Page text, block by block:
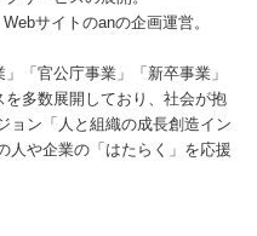
サイトのanの企画運営。
「官公庁事業」「新卒事業」
多数展開しており、社会が抱
ョン「人と組織の成長創造イン
人や企業の「はたらく」を応援